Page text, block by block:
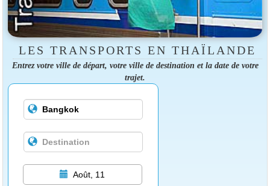
LES TRANSPORTS EN THAÏLANDE
Entrez votre ville de départ, votre ville de destination et la date de votre
trajet.
Août, 11